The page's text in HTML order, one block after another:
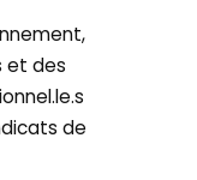
et des
de